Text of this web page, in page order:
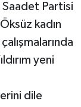
Saadet Partisi
kadın
yeni
dile